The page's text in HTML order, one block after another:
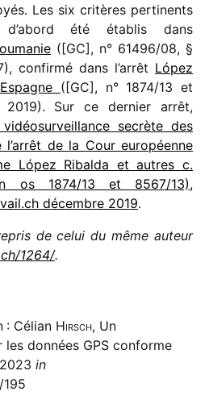
Les six critères perti­nents
d’abord été établis dans
([GC], n° 61496/​08, §
confirmé dans l’arrêt López
([GC], n° 1874/​13 et
2019). Sur ce dernier arrêt,
secrète des
l’arrêt de la Cour euro­péenne
López Ribalda et autres c.
os 1874/​13 et 8567/​13),
décembre 2019.
de celui du même auteur
​1​2​64/.
: Célian Hirsch, Un
données GPS conforme
in